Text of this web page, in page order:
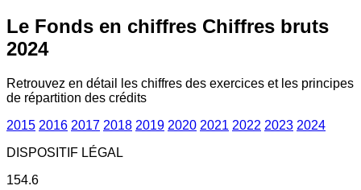
Le Fonds en chiffres Chiffres bruts
2024
Retrouvez en détail les chiffres des exercices et les principes
de répartition des crédits
2015 2016 2017 2018 2019 2020 2021 2022 2023 2024
DISPOSITIF LÉGAL
154.6